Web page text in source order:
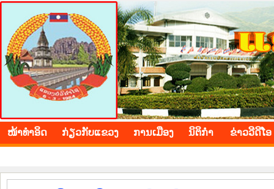
BOLIKHAMXAY PROVINCE
ໜ້າ​ທຳ​ອິດ ​ກ່ຽວ​ກັບ​ແຂວງ ​ການ​ເມືອງ ນິ​ຕິ​ກຳ ຂ່າວ​ວີ​ດີ​ໂອ